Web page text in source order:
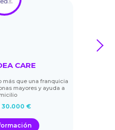
CARE
más que una franquicia
mayores y ayuda a
30.000 €
next